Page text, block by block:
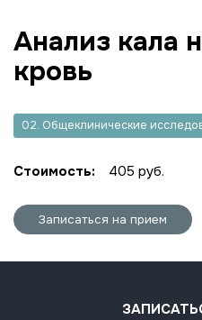
Анализ кала
кровь
02. Общеклинические
Стоимость: 405 руб.
Записаться на прием